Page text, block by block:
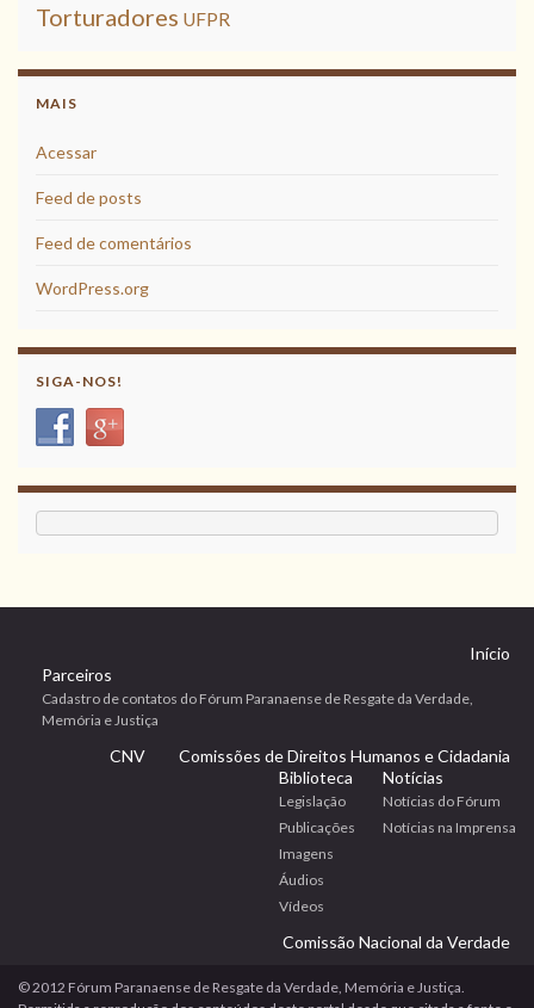
Torturadores UFPR
MAIS
Acessar
Feed de posts
Feed de comentários
WordPress.org
SIGA-NOS!
Início
Parceiros
Cadastro de contatos do Fórum Paranaense de Resgate da Verdade,
Memória e Justiça
CNV
Comissões de Direitos Humanos e Cidadania
Biblioteca
Legislação
Publicações
Imagens
Áudios
Vídeos
Notícias
Notícias do Fórum
Notícias na Imprensa
Comissão Nacional da Verdade
© 2012 Fórum Paranaense de Resgate da Verdade, Memória e Justiça.